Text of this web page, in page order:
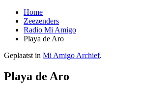
Home
Zeezenders
Radio Mi Amigo
Playa de Aro
Geplaatst in Mi Amigo Archief.
Playa de Aro